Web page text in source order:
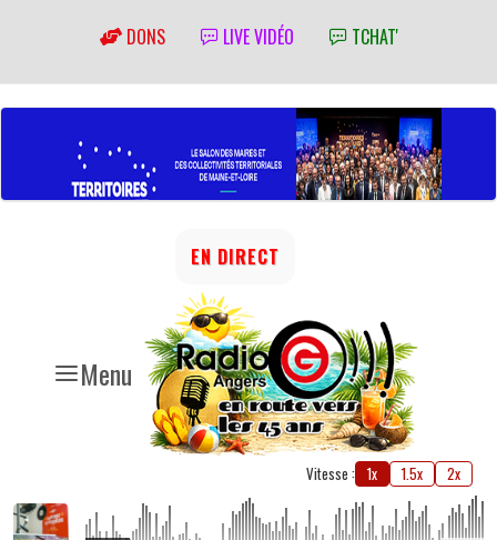
DONS LIVE VIDÉO TCHAT'
Menu
EN DIRECT
Vitesse : 1x 1.5x 2x